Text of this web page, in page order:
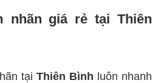
nhãn giá rẻ tại Thiên
tại Thiên Bình luôn nhanh